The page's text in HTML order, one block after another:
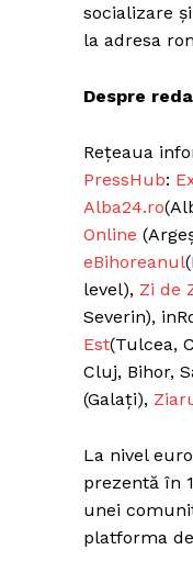
socializare
la adresa
Despre
Rețeaua
PressHub:
Alba24.ro
Online
eBihoreanul
level), Zi de
Severin),
Est(Tulcea,
Cluj, Bihor,
(Galați),
La nivel
prezentă în
unei
platforma